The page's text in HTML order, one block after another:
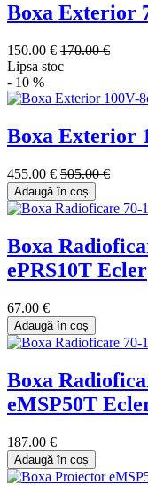
Boxa Exterior
150.00 € 170.00 €
Lipsa stoc
- 10 %
Boxa Exterior
455.00 € 505.00 €
Adaugă în coș
Boxa
ePRS10T Ecler
67.00 €
Adaugă în coș
Boxa
eMSP50T
187.00 €
Adaugă în coș